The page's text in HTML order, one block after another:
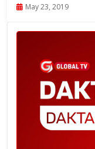
May 23, 2019